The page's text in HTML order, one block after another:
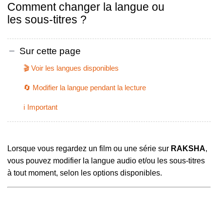
Comment changer la langue ou
les sous-titres ?
Sur cette page
🎬 Voir les langues disponibles
🔄 Modifier la langue pendant la lecture
ℹ️ Important
Lorsque vous regardez un film ou une série sur RAKSHA,
vous pouvez modifier la langue audio et/ou les sous-titres
à tout moment, selon les options disponibles.